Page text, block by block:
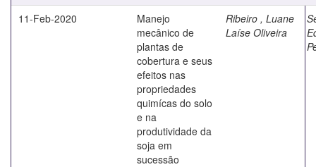
11-Feb-2020
Manejo
mecânico de
plantas de
cobertura e seus
efeitos nas
propriedades
quimícas do solo
e na
produtividade da
soja em
sucessão
Ribeiro , Luane
Laíse Oliveira